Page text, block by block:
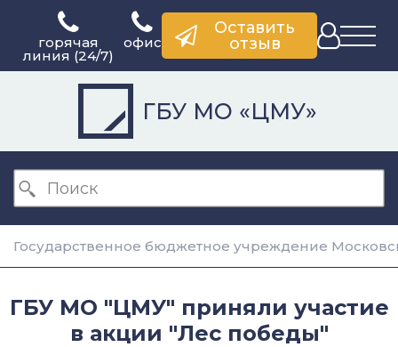
горячая
линия (24/7)
офис
Оставить
отзыв
ГБУ МО «ЦМУ»
Государственное бюджетное учреждение
ГБУ МО "ЦМУ" приняли участие
в акции "Лес победы"